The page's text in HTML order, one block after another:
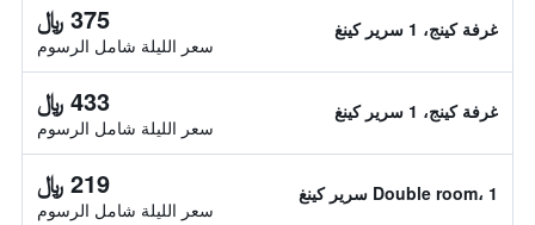
غرفة كينج، 1 سرير كينغ 375 ﷼
سعر الليلة شامل الرسوم
غرفة كينج، 1 سرير كينغ 433 ﷼
سعر الليلة شامل الرسوم
Double room، 1 سرير كينغ 219 ﷼
سعر الليلة شامل الرسوم